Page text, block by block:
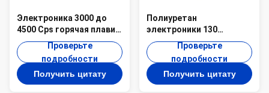
Электроника 3000 до
4500 Cps горячая плавит
слипчивый желтоватый
проводной клей PUR-
8854
Проверьте
подробности
Получить цитату
Полиуретан
электроники 130
градусов реактивный
горячий плавит
прилипатели,
монтажную плату
слипчивое PUR-8840B
Проверьте
подробности
Получить цитату